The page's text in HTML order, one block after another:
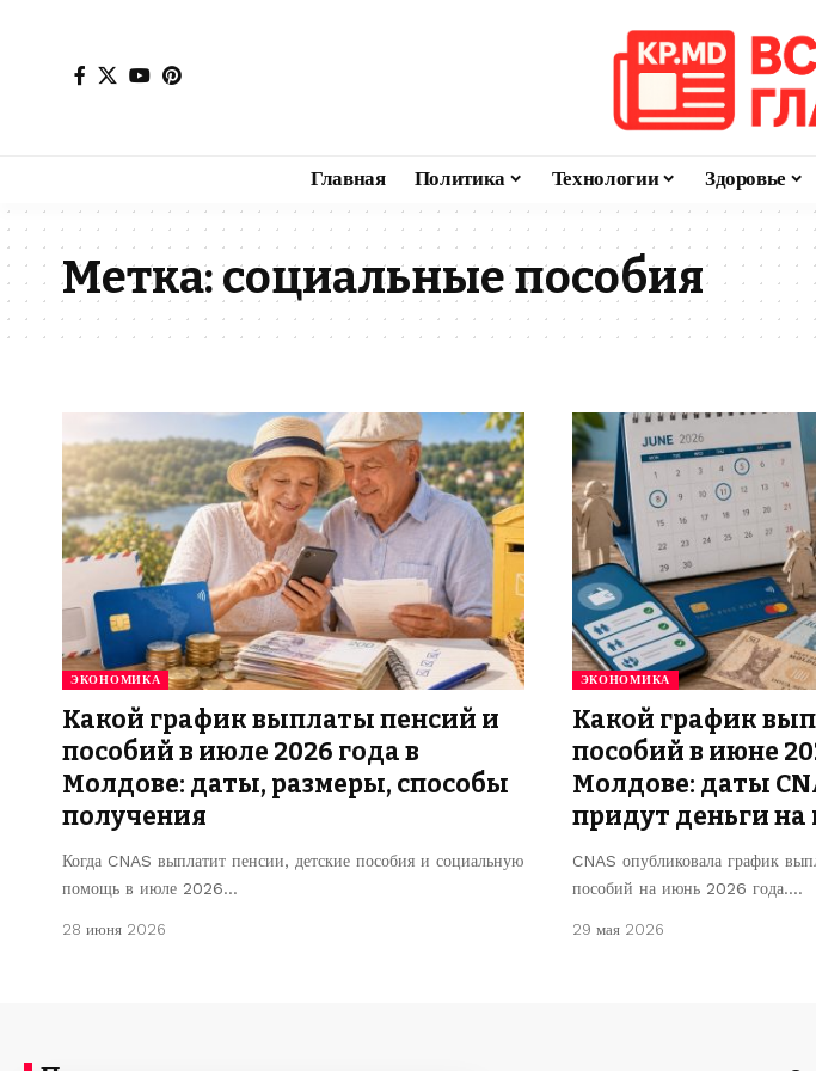
Главная Политика Технологии Здоровье
Метка:социальные пособия
ЭКОНОМИКА
Какой график выплаты пенсий и
пособий в июле 2026 года в
Молдове: даты, размеры, способы
получения
Когда CNAS выплатит пенсии, детские пособия и социальную
помощь в июле 2026…
28 июня 2026
ЭКОНОМИКА
Какой график
пособий в июне
Молдове: даты
придут деньги на
CNAS опубликовала график
пособий на июнь 2026 года.…
29 мая 2026